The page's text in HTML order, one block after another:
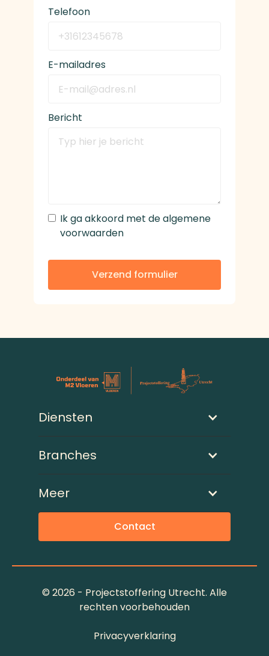
Telefoon
E-mailadres
Bericht
Ik ga akkoord met de algemene
voorwaarden
Verzend formulier
Diensten
Branches
Meer
Contact
© 2026 - Projectstoffering Utrecht. Alle
rechten voorbehouden
Privacyverklaring